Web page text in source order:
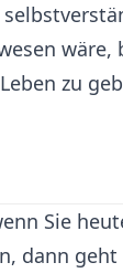
zu
Sie
dann